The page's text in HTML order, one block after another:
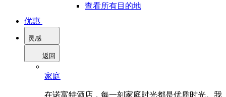
查看所有目的地
优惠
灵感
返回
家庭
在诺富特酒店，每一刻家庭时光都是优质时光。我